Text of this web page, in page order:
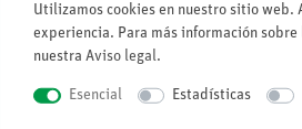
Utilizamos cookies en nuestro sitio web.
experiencia. Para más información
nuestra Aviso legal.
Esencial Estadísticas